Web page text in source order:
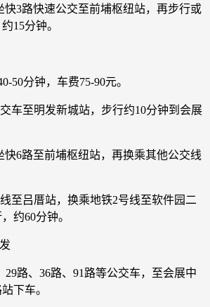
快3路快速公交至前埔枢纽站，再步行或
15分钟。
50分钟，车费75-90元。
车至明发新城站，步行约10分钟到会展
快6路至前埔枢纽站，再换乘其他公交线
至吕厝站，换乘地铁2号线至软件园二
约60分钟。
29路、36路、91路等公交车，至会展中
下车。